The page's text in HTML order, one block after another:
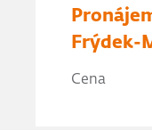
Frýdek-
Cena